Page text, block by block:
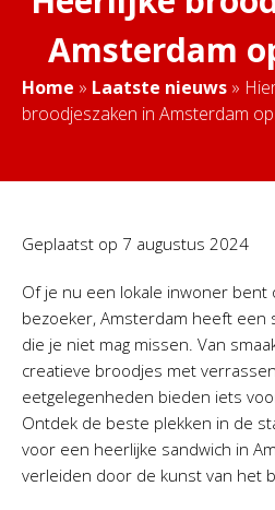
Amsterdam
Home » Laatste nieuws »
broodjeszaken in Amsterdam
Geplaatst op 7 augustus 2024
Of je nu een lokale inwoner bent
bezoeker, Amsterdam heeft een
die je niet mag missen. Van
creatieve broodjes met
eetgelegenheden bieden iets
Ontdek de beste plekken in de
voor een heerlijke sandwich in
verleiden door de kunst van het